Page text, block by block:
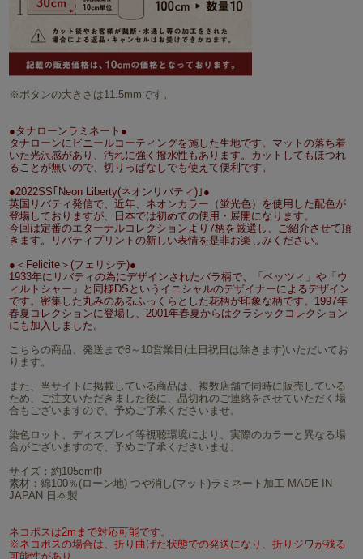
※ボタンの大きさは11.5mmです。
●タナローンラミネート●
タナローンにビニールコーティングを施した生地です。マットの落ち着
いた光沢感があり、汚れに強く撥水性もあります。カットしてもほつれ
ることが無いので、切りっぱなしでも使えて便利です。
●2022SS｢Neon Liberty(ネオンリバティ)｣●
英国リバティ発信で、近年、ネオンカラー（蛍光色）を使用した配色が
登場しておりますが、日本では初めての使用・展開になります。
今回は定番のエターナルコレクションより7柄を厳選し、ご紹介させて頂
きます。リバティプリントの新しい表情を是非お楽しみください。
●＜Felicite＞(フェリシテ)●
1933年にリバティの為にデザインされたバラ柄で、「ベッツィ」や「ウ
ィルトシャー」と同様DSというイニシャルのデザイナーによるデザイン
です。密集した丸みのあるふっくらとした花柄が印象な柄です。1997年
春夏コレクションに登場し、2001年春夏からはクラシックコレクション
にも加入しました。
こちらの商品、発送まで8～10営業日(土日祝日は除きます)いただいてお
ります。
また、当サイトに掲載している商品は、複数店舗で同時に販売している
ため、ご注文いただきました後に、品切れのご連絡をさせていただく場
合もございますので、予めご了承くださいませ。
染色ロット、ディスプレイ等視聴環境により、実際のカラーと異なる場
合がございますので、予めご了承くださいませ。
サイズ：約105cm巾
素材：綿100％(ローン地) つや消し(マット)ラミネート加工 MADE IN
JAPAN 日本製
ネコポスは2mまで対応可能です。
※ネコポスの場合は、折り曲げた状態での発送になり、折りジワが残る
可能性があり、